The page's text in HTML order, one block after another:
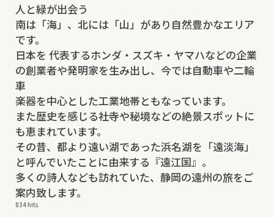
人と緑が出会う
南は「海」、北には「山」があり自然豊かなエリア
です。
日本を 代表するホンダ・スズキ・ヤマハなどの企業
の創業者や発明家を生み出し、今では自動車や二輪
車
楽器を中心とした工業地帯ともなっています。
また歴史を感じる社寺や秘境などの絶景スポットに
も恵まれています。
その昔、都より遠い湖であった浜名湖を「遠淡海」
と呼んでいたことに由来する『遠江国』。
多くの詩人なども訪れていた、静岡の遠州の旅をご
案内致します。
834 hits